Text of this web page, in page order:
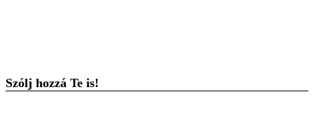
Szólj hozzá Te is!